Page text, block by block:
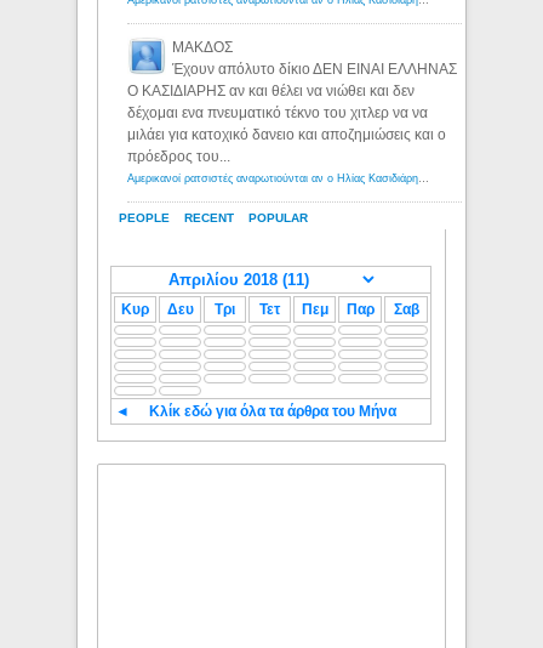
PEOPLE RECENT POPULAR
ΜΑΚΔΟΣ
Έχουν απόλυτο δίκιο ΔΕΝ ΕΙΝΑΙ ΕΛΛΗΝΑΣ
Ο ΚΑΣΙΔΙΑΡΗΣ αν και θέλει να νιώθει και δεν
δέχομαι ενα πνευματικό τέκνο του χιτλερ να να
μιλάει για κατοχικό δανειο και αποζημιώσεις και ο
πρόεδρος του...
Κυρ Δευ Τρι Τετ Πεμ Παρ Σαβ
◄ Κλίκ εδώ για όλα τα άρθρα του Μήνα